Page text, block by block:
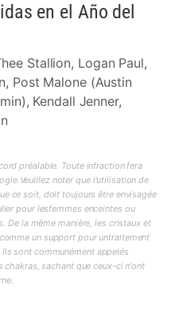
en el Año del
Stallion, Logan Paul,
Post Malone (Austin
Kendall Jenner,
préalable. Toute infraction fera
noter que l'utilisation de
ce soit, doit toujours être envisagée
pour lesfemmes enceintes ou
De la même manière, les cristaux et
un support pour untraitement
sont communément appelés
chakras, sachant que ceux-ci n'ont